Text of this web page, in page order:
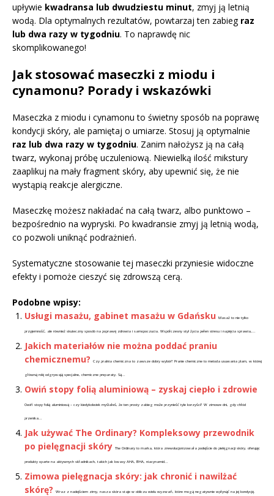
upływie kwadransa lub dwudziestu minut, zmyj ją letnią
wodą. Dla optymalnych rezultatów, powtarzaj ten zabieg raz
lub dwa razy w tygodniu. To naprawdę nic
skomplikowanego!
Jak stosować maseczki z miodu i
cynamonu? Porady i wskazówki
Maseczka z miodu i cynamonu to świetny sposób na poprawę
kondycji skóry, ale pamiętaj o umiarze. Stosuj ją optymalnie
raz lub dwa razy w tygodniu. Zanim nałożysz ją na całą
twarz, wykonaj próbę uczuleniową. Niewielką ilość mikstury
zaaplikuj na mały fragment skóry, aby upewnić się, że nie
wystąpią reakcje alergiczne.
Maseczkę możesz nakładać na całą twarz, albo punktowo –
bezpośrednio na wypryski. Po kwadransie zmyj ją letnią wodą,
co pozwoli uniknąć podrażnień.
Systematyczne stosowanie tej maseczki przyniesie widoczne
efekty i pomoże cieszyć się zdrowszą cerą.
Podobne wpisy:
Usługi masażu, gabinet masażu w Gdańsku
Masaż to nie tylko
przyjemność, ale również skuteczny sposób na poprawę zdrowia i samopoczucia. Współczesny styl życia pełen stresu i napięcia sprawia,...
Jakich materiałów nie można poddać praniu
chemicznemu?
Czy pralnia chemiczna to zawsze dobry wybór? Pranie chemiczne to metoda usuwania plam, w której
główną rolę odgrywają specjalne, chemiczne preparaty. Są...
Owiń stopy folią aluminiową – zyskaj ciepło i zdrowie
Owiń stopy folią aluminiową – czy kiedykolwiek myślałeś, że ten prosty zabieg może przynieść tyle korzyści? W zimowe dni, gdy chłód
przenika...
Jak używać The Ordinary? Kompleksowy przewodnik
po pielęgnacji skóry The Ordinary to marka, która zrewolucjonizowała podejście do pielęgnacji skóry, oferując
produkty oparte na aktywnych składnikach, takich jak kwasy AHA, BHA, niacynamid...
Zimowa pielęgnacja skóry: jak chronić i nawilżać
skórę?
Wraz z nadejściem zimy, nasza skóra staje w obliczu wielu wyzwań, które mogą negatywnie wpłynąć na jej kondycję.